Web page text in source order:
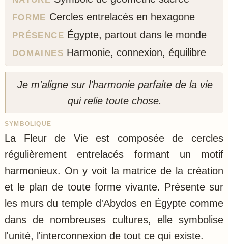
FORME Cercles entrelacés en hexagone
PRÉSENCE Égypte, partout dans le monde
DOMAINES Harmonie, connexion, équilibre
Je m'aligne sur l'harmonie parfaite de la vie
qui relie toute chose.
SYMBOLIQUE
La Fleur de Vie est composée de cercles
régulièrement entrelacés formant un motif
harmonieux. On y voit la matrice de la création
et le plan de toute forme vivante. Présente sur
les murs du temple d'Abydos en Égypte comme
dans de nombreuses cultures, elle symbolise
l'unité, l'interconnexion de tout ce qui existe.